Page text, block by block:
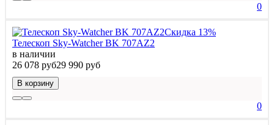
0
Скидка 13%
Телескоп Sky-Watcher BK 707AZ2
в наличии
26 078 руб29 990 руб
В корзину
0